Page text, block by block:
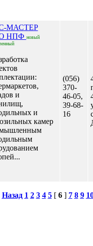
МАСТЕР
НПФ новый
и
и
камер
(056)
370-
46-05,
39-68-
16
Назад 1 2 3 4 5[ 6] 7 8 9